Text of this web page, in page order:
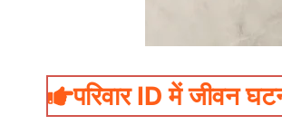
परिवार ID में जीवन